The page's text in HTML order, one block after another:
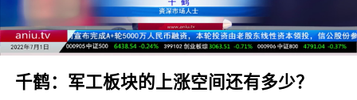
千鹤：军工板块的上涨空间还有多少？